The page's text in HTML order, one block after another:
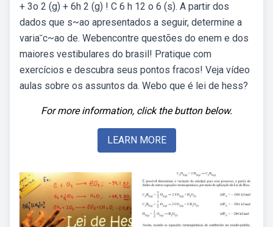
+ 3o 2 (g) + 6h 2 (g) ! C 6 h 12 o 6 (s). A partir dos
dados que s~ao apresentados a seguir, determine a
varia˘c~ao de. Webencontre questões do enem e dos
maiores vestibulares do brasil! Pratique com
exercícios e descubra seus pontos fracos! Veja vídeo
aulas sobre os assuntos da. Webo que é lei de hess?
For more information, click the button below.
LEARN MORE